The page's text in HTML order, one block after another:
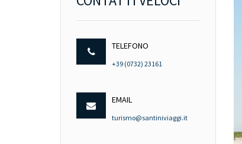
TELEFONO
+39 (0732) 23161
EMAIL
turismo@santiniviaggi.it